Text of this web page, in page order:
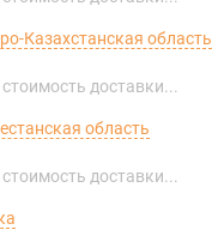
Казахстанская область
доставки...
область
доставки...